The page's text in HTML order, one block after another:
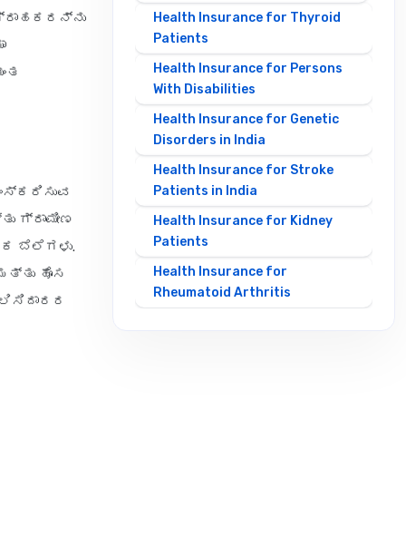
ಗ್ರಾಮೀಣ
ಬೆಲೆಗಳು.
ಹೊಸ
Health Insurance for Thyroid
Patients
Health Insurance for Persons
With Disabilities
Health Insurance for Genetic
Disorders in India
Health Insurance for Stroke
Patients in India
Health Insurance for Kidney
Patients
Health Insurance for
Rheumatoid Arthritis